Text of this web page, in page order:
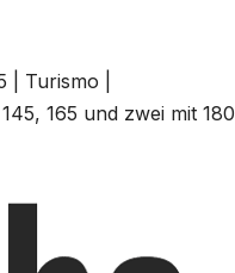
Turismo |
165 und zwei mit 180